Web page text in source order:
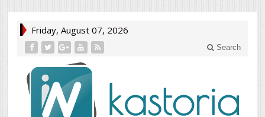
Friday, August 07, 2026
Search